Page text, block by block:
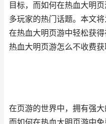
目标，而如何在热血大明
多玩家的热门话题。本文
在热血大明页游中轻松获得
热血大明页游怎么不收费
在页游的世界中，拥有强大